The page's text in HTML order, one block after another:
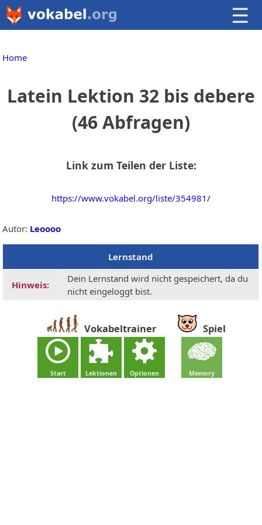
☰
Home
Latein Lektion 32 bis debere
(46 Abfragen)
Link zum Teilen der Liste:
https://www.vokabel.org/liste/354981/
Autor: Leoooo
Lernstand
Hinweis:
Dein Lernstand wird nicht gespeichert, da du
nicht eingeloggt bist.
Vokabeltrainer
Start Lektionen Optionen
Spiel
Memory